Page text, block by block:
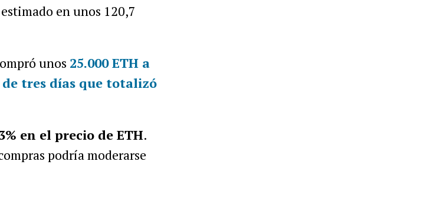
estimado en unos 120,7
unos 25.000 ETH a
tres días que totalizó
en el precio de ETH.
podría moderarse